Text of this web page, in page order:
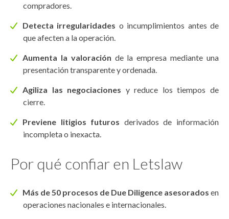
compradores.
Detecta irregularidades o incumplimientos antes de
que afecten a la operación.
Aumenta la valoración de la empresa mediante una
presentación transparente y ordenada.
Agiliza las negociaciones y reduce los tiempos de
cierre.
Previene litigios futuros derivados de información
incompleta o inexacta.
Por qué confiar en Letslaw
Más de 50 procesos de Due Diligence asesorados en
operaciones nacionales e internacionales.